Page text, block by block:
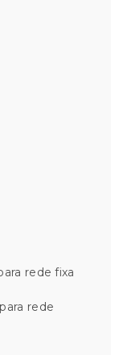
rede fixa
rede